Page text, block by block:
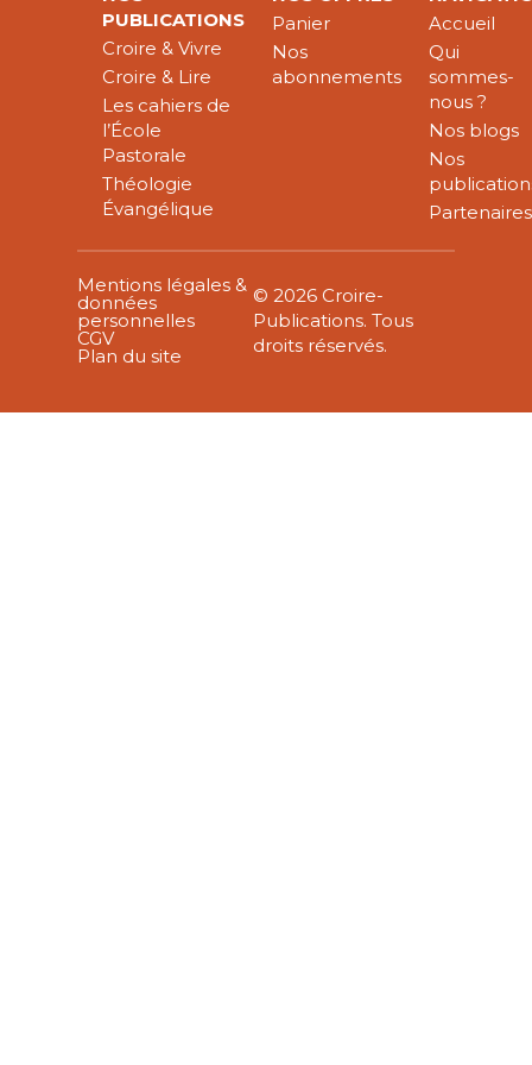
PUBLICATIONS
Croire & Vivre
Croire & Lire
Les cahiers de
l’École
Pastorale
Théologie
Évangélique
Panier
Nos
abonnements
Accueil
Qui
sommes-
nous ?
Nos blogs
Nos
Partenaires
Mentions légales &
données
personnelles
CGV
Plan du site
© 2026 Croire-
Publications. Tous
droits réservés.